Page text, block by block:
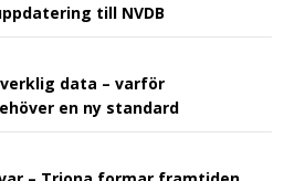
till NVDB
data – varför
en ny standard